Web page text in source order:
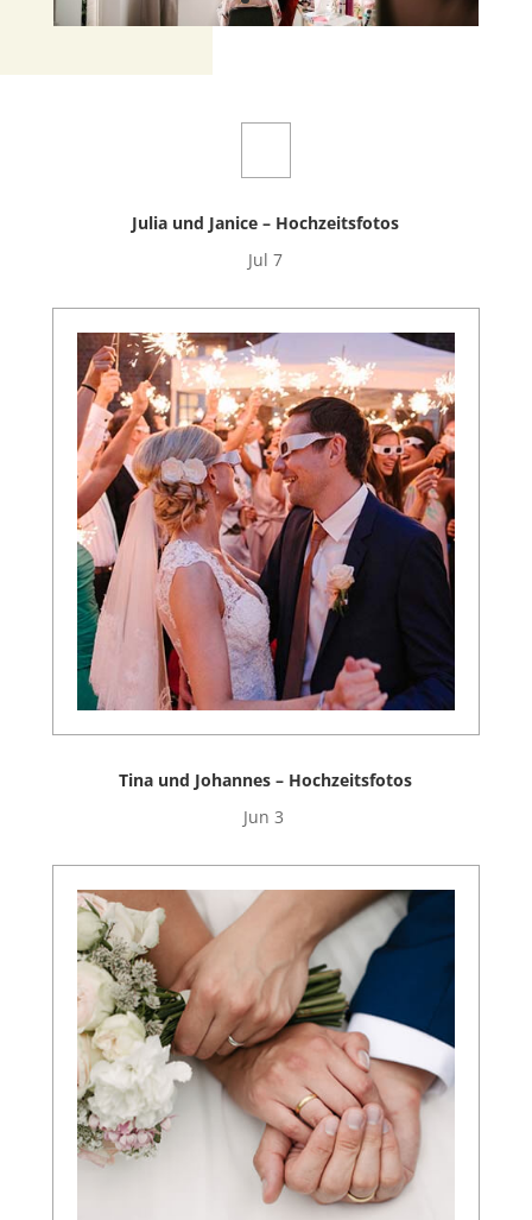
Julia und Janice – Hochzeitsfotos
Jul 7
Tina und Johannes – Hochzeitsfotos
Jun 3